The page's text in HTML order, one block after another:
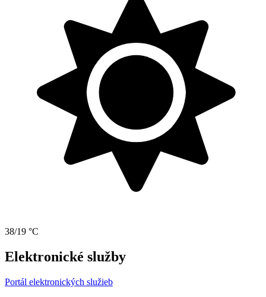
38/19 °C
Elektronické služby
Portál elektronických služieb